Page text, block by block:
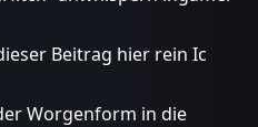
Beitrag hier rein Ic
Worgenform in die